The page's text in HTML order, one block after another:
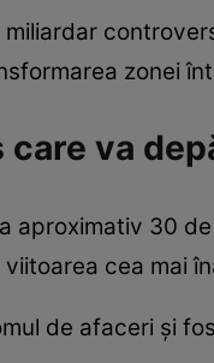
zonei
va
aproximativ 30
cea mai
de afaceri și